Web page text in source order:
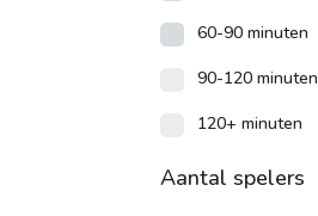
60-90 minuten
90-120 minuten
120+ minuten
Aantal spelers